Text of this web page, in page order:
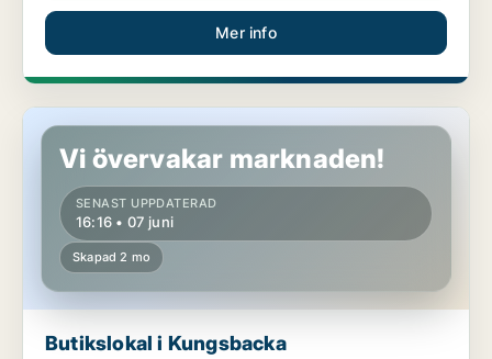
Mer info
Butikslokal i Kungsbacka
Vi övervakar marknaden!
SENAST UPPDATERAD
16:16 • 07 juni
Skapad 2 mo
Butikslokal i Kungsbacka